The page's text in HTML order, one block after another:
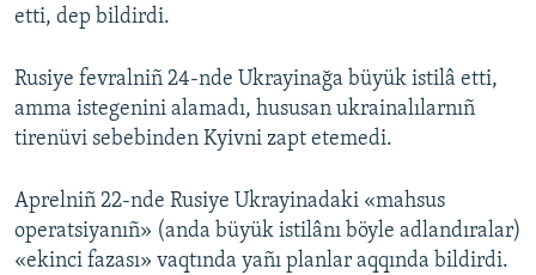
etti, dep bildirdi.
Rusiye fevralniñ 24-nde Ukrayinağa büyük istilâ etti,
amma istegenini alamadı, hususan ukrainalılarnıñ
tirenüvi sebebinden Kyivni zapt etemedi.
Aprelniñ 22-nde Rusiye Ukrayinadaki «mahsus
operatsiyanıñ» (anda büyük istilânı böyle adlandıralar)
«ekinci fazası» vaqtında yañı planlar aqqında bildirdi.